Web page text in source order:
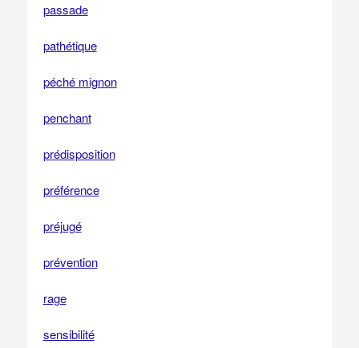
passade
pathétique
péché mignon
penchant
prédisposition
préférence
préjugé
prévention
rage
sensibilité